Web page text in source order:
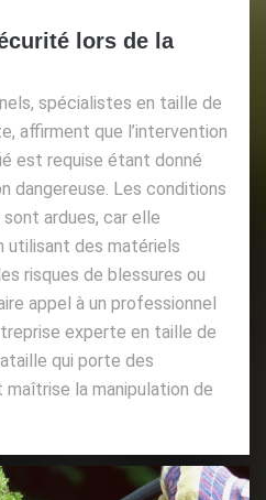
lors de la
spécialistes en taille de
affirment que l’intervention
est requise étant donné
dangereuse. Les conditions
ardues, car elle
utilisant des matériels
risques de blessures ou
appel à un professionnel
experte en taille de
qui porte des
la manipulation de